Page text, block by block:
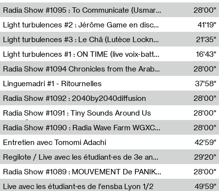
Loraine Baud,Sylvain Cardonnel
Radia Show #1095 : To Communicate (Usmaradio)
Usmaradio
28'00"
Light turbulences #2 : Jérôme Game en discussion avec Thomas Corlin
41'19"
Light turbulences #3 : Le Châ (Lutèce Lockness)
Lutèce Lockness
21'35"
Light turbulences #1 : ON TIME (live voix-batterie) avec Jérôme Game & Jean-Michel Espitallier
Jérôme Game,Jean-Michel Espitallier
16'43"
Radia Show #1094 Chronicles from the Arab Cold War by Ghazi Barakat
Reboot.fm
28'00"
Linguemadri #1 - Ritournelles
Meris Angioletti
37'58"
Radia Show #1092 : 2040by2040diffusion
Diffusion FM
28'00"
Radia Show #1091 : Tiny Sounds Around Us
Radio Študent
28'00"
Radia Show #1090 : Radia Wave Farm WGXC Corey De Juan Sherrard Jr Startalk
Wave Farm
28'00"
Entretien avec Tomomi Adachi
Tomomi Adachi,Loraine Baud
42'59"
Regilote / Live avec les étudiant·es de 3e année de l'EMA
Nima Henryon,Athéna Noël,Amir Genillon,Ibourayane Ahmadi,Manelle Cherrih,Honorine Gibello,John Weeber,Manon Joseph
29'20"
Radia Show #1089 : MOUVEMENT De PANIK (Radio Panik)
Radio Panik
28'00"
Live avec les étudiant·es de l'ensba Lyon 1/2
49'59"